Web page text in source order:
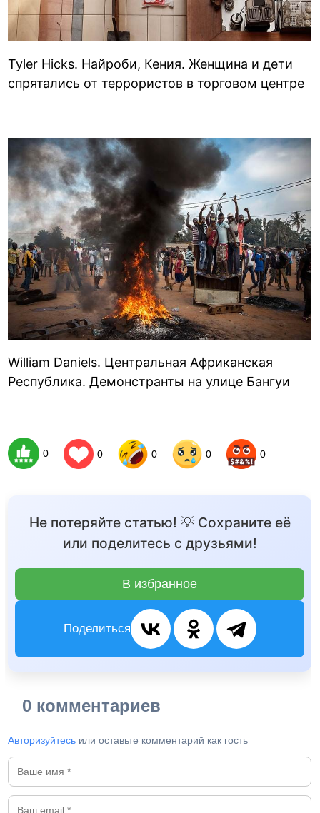
Tyler Hicks. Найроби, Кения. Женщина и дети
спрятались от террористов в торговом центре
William Daniels. Центральная Африканская
Республика. Демонстранты на улице Бангуи
0 0 0 0 0
Не потеряйте статью! 💡 Сохраните её
или поделитесь с друзьями!
В избранное
Поделиться
0 комментариев
Авторизуйтесь или оставьте комментарий как гость